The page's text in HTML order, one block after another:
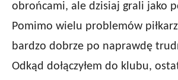
obrońcami, ale dzisiaj grali jako
Pomimo wielu problemów
bardzo dobrze po naprawdę
Odkąd dołączyłem do klubu,